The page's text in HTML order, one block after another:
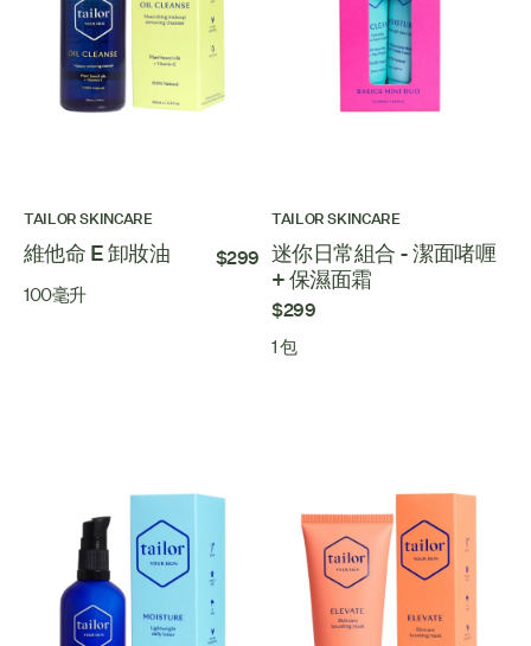
TAILOR SKINCARE
維他命 E 卸妝油 $299
100毫升
TAILOR SKINCARE
迷你日常組合 - 潔面啫喱
+ 保濕面霜
$299
1 包